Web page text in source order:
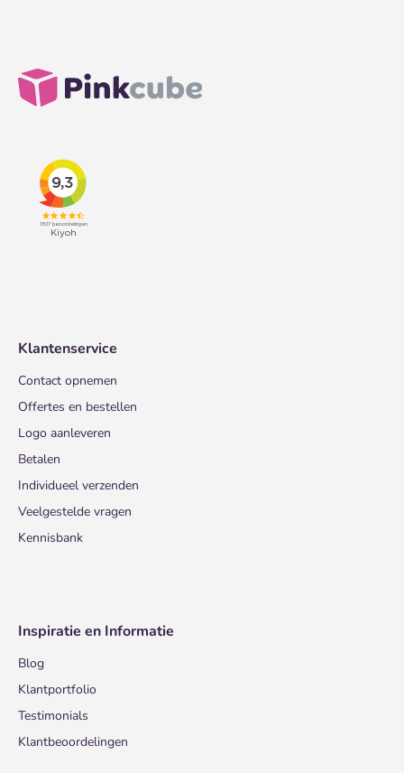
Klantenservice
Contact opnemen
Offertes en bestellen
Logo aanleveren
Betalen
Individueel verzenden
Veelgestelde vragen
Kennisbank
Inspiratie en Informatie
Blog
Klantportfolio
Testimonials
Klantbeoordelingen